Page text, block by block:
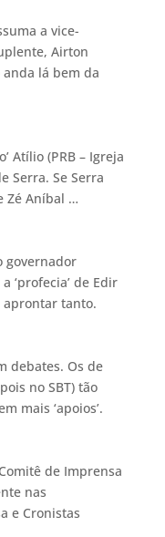
a vice-
Airton
anda lá bem da
Atílio (PRB – Igreja
Serra. Se Serra
Zé Aníbal …
governador
‘profecia’ de Edir
aprontar tanto.
debates. Os de
no SBT) tão
mais ‘apoios’.
de Imprensa
nas
e Cronistas